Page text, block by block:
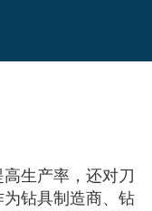
生产率，还对刀
钻具制造商、钻